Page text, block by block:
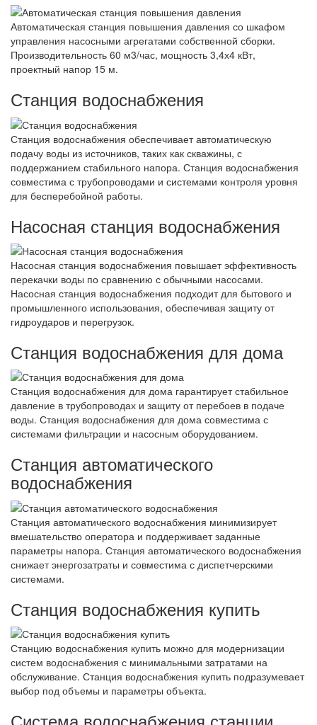
Автоматическая станция повышения давления со шкафом
управления насосными агрегатами собственной сборки.
Производительность 60 м3/час, мощность 3,4х4 кВт,
проектный напор 15 м.
Станция водоснабжения
Станция водоснабжения обеспечивает автоматическую
подачу воды из источников, таких как скважины, с
поддержанием стабильного напора. Станция водоснабжения
совместима с трубопроводами и системами контроля уровня
для бесперебойной работы.
Насосная станция водоснабжения
Насосная станция водоснабжения повышает эффективность
перекачки воды по сравнению с обычными насосами.
Насосная станция водоснабжения подходит для бытового и
промышленного использования, обеспечивая защиту от
гидроударов и перегрузок.
Станция водоснабжения для дома
Станция водоснабжения для дома гарантирует стабильное
давление в трубопроводах и защиту от перебоев в подаче
воды. Станция водоснабжения для дома совместима с
системами фильтрации и насосным оборудованием.
Станция автоматического
водоснабжения
Станция автоматического водоснабжения минимизирует
вмешательство оператора и поддерживает заданные
параметры напора. Станция автоматического водоснабжения
снижает энергозатраты и совместима с диспетчерскими
системами.
Станция водоснабжения купить
Станцию водоснабжения купить можно для модернизации
систем водоснабжения с минимальными затратами на
обслуживание. Станция водоснабжения купить подразумевает
выбор под объемы и параметры объекта.